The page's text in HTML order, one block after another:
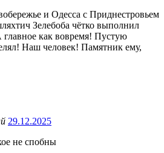
и Одесса с Приднестровьем
Зелебоба чётко выполнил
как вовремя! Пустую
Наш человек! Памятник ему,
29.12.2025
не спобны